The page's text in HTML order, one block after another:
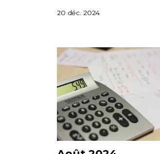
20 déc. 2024